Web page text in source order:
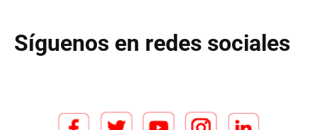
Síguenos en redes sociales